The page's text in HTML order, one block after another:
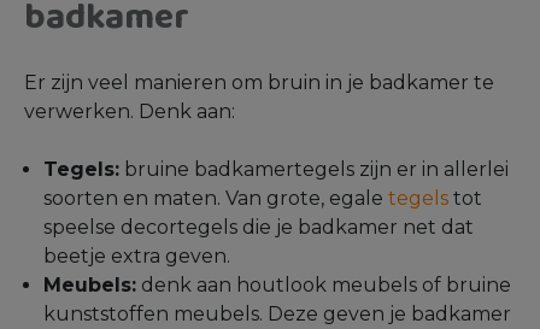
badkamer
Er zijn veel manieren om bruin in je badkamer te
verwerken. Denk aan:
Tegels: bruine badkamertegels zijn er in allerlei
soorten en maten. Van grote, egale tegels tot
speelse decortegels die je badkamer net dat
beetje extra geven.
Meubels: denk aan houtlook meubels of bruine
kunststoffen meubels. Deze geven je badkamer